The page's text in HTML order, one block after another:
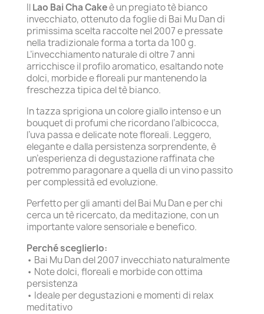
IlLao Bai Cha Cakeè un pregiato tè bianco
invecchiato, ottenuto da foglie di Bai Mu Dan di
primissima scelta raccolte nel 2007 e pressate
nella tradizionale forma a torta da 100 g.
L’invecchiamento naturale di oltre 7 anni
arricchisce il profilo aromatico, esaltando note
dolci, morbide e floreali pur mantenendo la
freschezza tipica del tè bianco.
In tazza sprigiona un colore giallo intenso e un
bouquet di profumi che ricordano l’albicocca,
l’uva passa e delicate note floreali. Leggero,
elegante e dalla persistenza sorprendente, è
un’esperienza di degustazione raffinata che
potremmo paragonare a quella di un vino passito
per complessità ed evoluzione.
Perfetto per gli amanti del Bai Mu Dan e per chi
cerca un tè ricercato, da meditazione, con un
importante valore sensoriale e benefico.
Perché sceglierlo:
• Bai Mu Dan del 2007 invecchiato naturalmente
• Note dolci, floreali e morbide con ottima
persistenza
• Ideale per degustazioni e momenti di relax
meditativo